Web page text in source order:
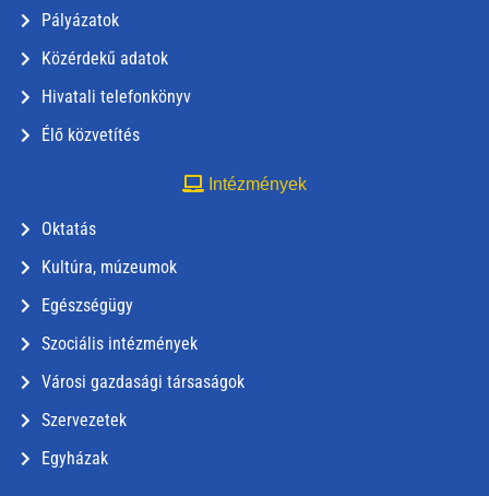
Pályázatok
Közérdekű adatok
Hivatali telefonkönyv
Élő közvetítés
Intézmények
Oktatás
Kultúra, múzeumok
Egészségügy
Szociális intézmények
Városi gazdasági társaságok
Szervezetek
Egyházak